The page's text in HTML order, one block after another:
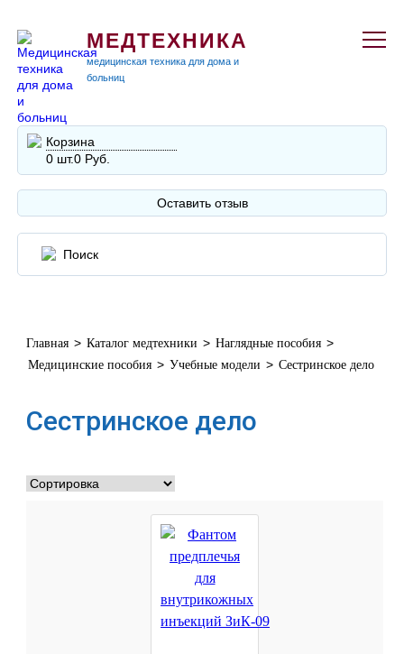
МЕДТЕХНИКА
медицинская техника для дома и
больниц
Корзина
0 шт.0 Руб.
Оставить отзыв
Главная > Каталог медтехники > Наглядные пособия >
Медицинские пособия > Учебные модели > Сестринское дело
Сестринское дело